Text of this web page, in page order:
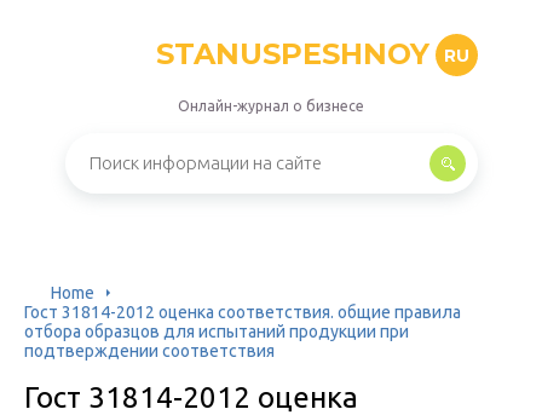
STANUSPESHNOY RU
Онлайн-журнал о бизнесе
Home
Гост 31814-2012 оценка соответствия. общие правила
отбора образцов для испытаний продукции при
подтверждении соответствия
Гост 31814-2012 оценка